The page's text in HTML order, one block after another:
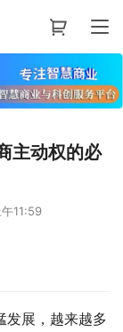
主动权的必
11:59
发展，越来越多